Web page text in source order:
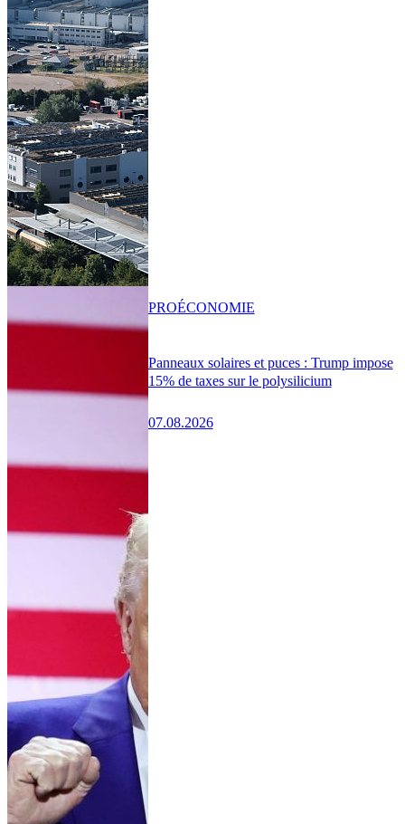
Panneaux solaires et puces : Trump impose
15% de taxes sur le polysilicium
07.08.2026
PROÉCONOMIE